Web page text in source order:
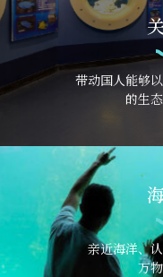
带动国人能够
的生
亲近海洋、
万